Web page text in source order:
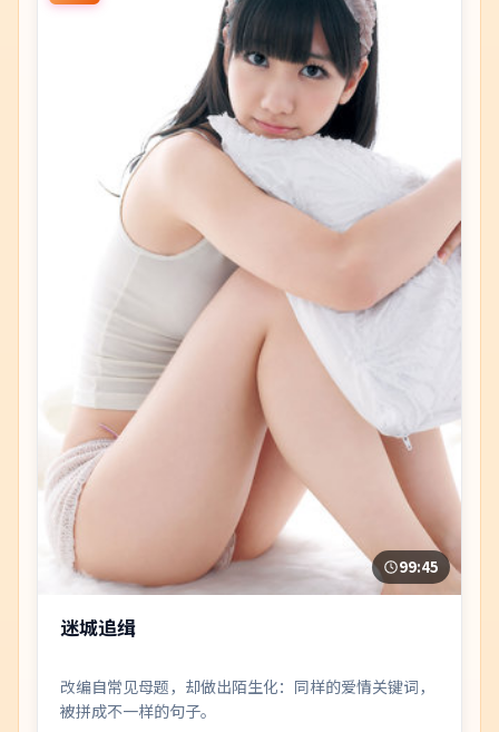
99:45
迷城追缉
改编自常见母题，却做出陌生化：同样的爱情关键词，
被拼成不一样的句子。